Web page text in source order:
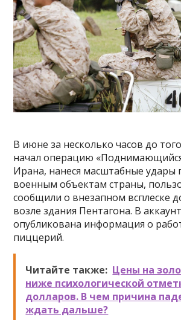
В июне за несколько часов до
начал операцию
Ирана, нанеся масштабные удары
военным объектам страны,
сообщили о внезапном всплеске
возле здания Пентагона. В
опубликована информация о
пиццерий.
Читайте также: Цены на
ниже психологической
долларов. В чем причина
ждать дальше?